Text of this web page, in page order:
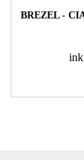
BREZEL -